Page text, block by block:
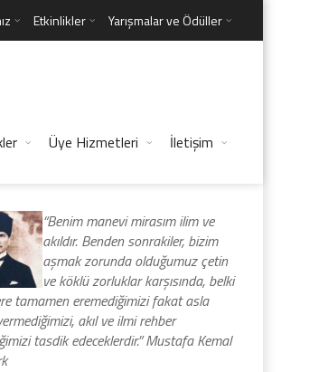
Etkinlikler Yarışmalar ve Ödüller
Üye Hizmetleri İletişim
“Benim manevi mirasım ilim ve
akıldır. Benden sonrakiler, bizim
aşmak zorunda olduğumuz çetin
ve köklü zorluklar karşısında, belki
tamamen eremediğimizi fakat asla
akıl ve ilmi rehber
tasdik edeceklerdir.” Mustafa Kemal